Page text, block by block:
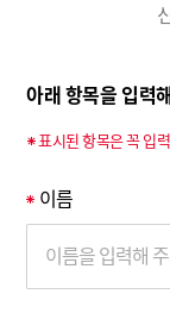
아래 항목을 입력
표시된 항목은 꼭 입
*이름